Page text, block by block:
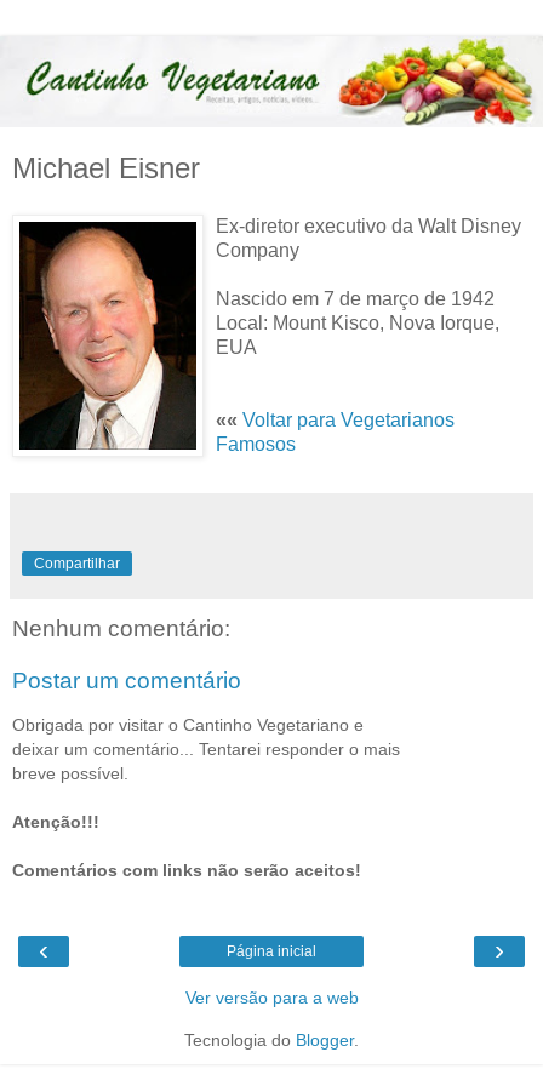
Michael Eisner
Ex-diretor executivo da Walt Disney
Company
Nascido em 7 de março de 1942
Local: Mount Kisco, Nova Iorque,
EUA
«« Voltar para Vegetarianos
Famosos
Compartilhar
Nenhum comentário:
Postar um comentário
Obrigada por visitar o Cantinho Vegetariano e
deixar um comentário... Tentarei responder o mais
breve possível.
Atenção!!!
Comentários com links não serão aceitos!
‹ ›
Página inicial
Ver versão para a web
Tecnologia do Blogger.